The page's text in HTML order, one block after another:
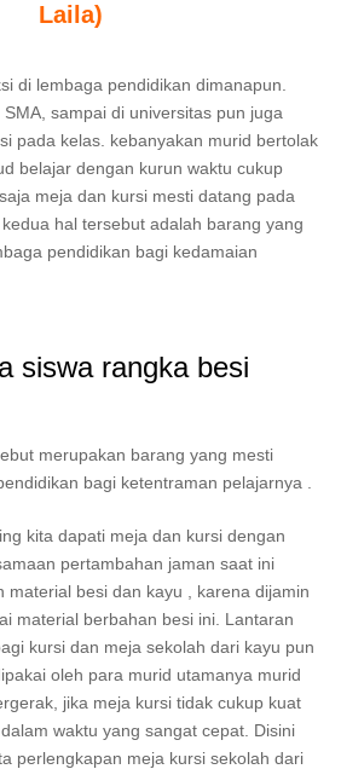
Laila)
di lembaga pendidikan dimanapun.
sampai di universitas pun juga
pada kelas. kebanyakan murid bertolak
belajar dengan kurun waktu cukup
meja dan kursi mesti datang pada
hal tersebut adalah barang yang
pendidikan bagi kedamaian
siswa rangka besi
merupakan barang yang mesti
bagi ketentraman pelajarnya .
kita dapati meja dan kursi dengan
pertambahan jaman saat ini
material besi dan kayu , karena dijamin
material berbahan besi ini. Lantaran
kursi dan meja sekolah dari kayu pun
oleh para murid utamanya murid
jika meja kursi tidak cukup kuat
waktu yang sangat cepat. Disini
perlengkapan meja kursi sekolah dari